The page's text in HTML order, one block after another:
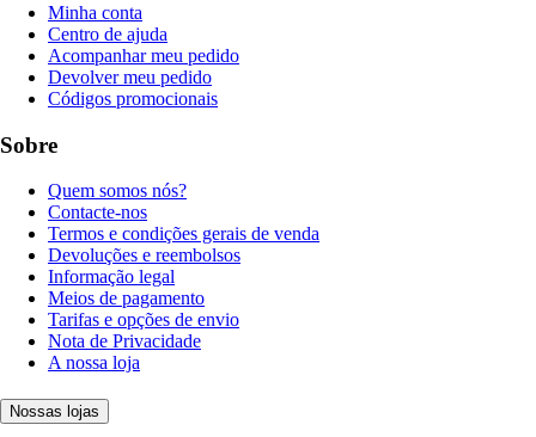
Minha conta
Centro de ajuda
Acompanhar meu pedido
Devolver meu pedido
Códigos promocionais
Sobre
Quem somos nós?
Contacte-nos
Termos e condições gerais de venda
Devoluções e reembolsos
Informação legal
Meios de pagamento
Tarifas e opções de envio
Nota de Privacidade
A nossa loja
Nossas lojas